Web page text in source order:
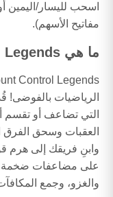
مفاتيح الأسهم).
ما هي Count Control Legends؟
الرياضيات بالفوضى!
التي تضاعف أو تقسم
العقبات وسحق الفرق
وابنِ فريقك إلى
على مضاعفات ضخمة
والغزو، وجمع